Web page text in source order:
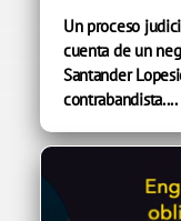
Un proceso
cuenta de un
Santander
contrabandista....